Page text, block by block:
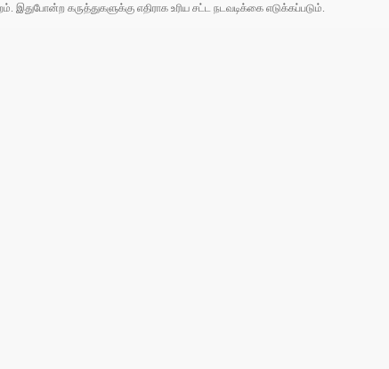
கருத்துகளுக்கு எதிராக உரிய சட்ட நடவடிக்கை எடுக்கப்படும்.